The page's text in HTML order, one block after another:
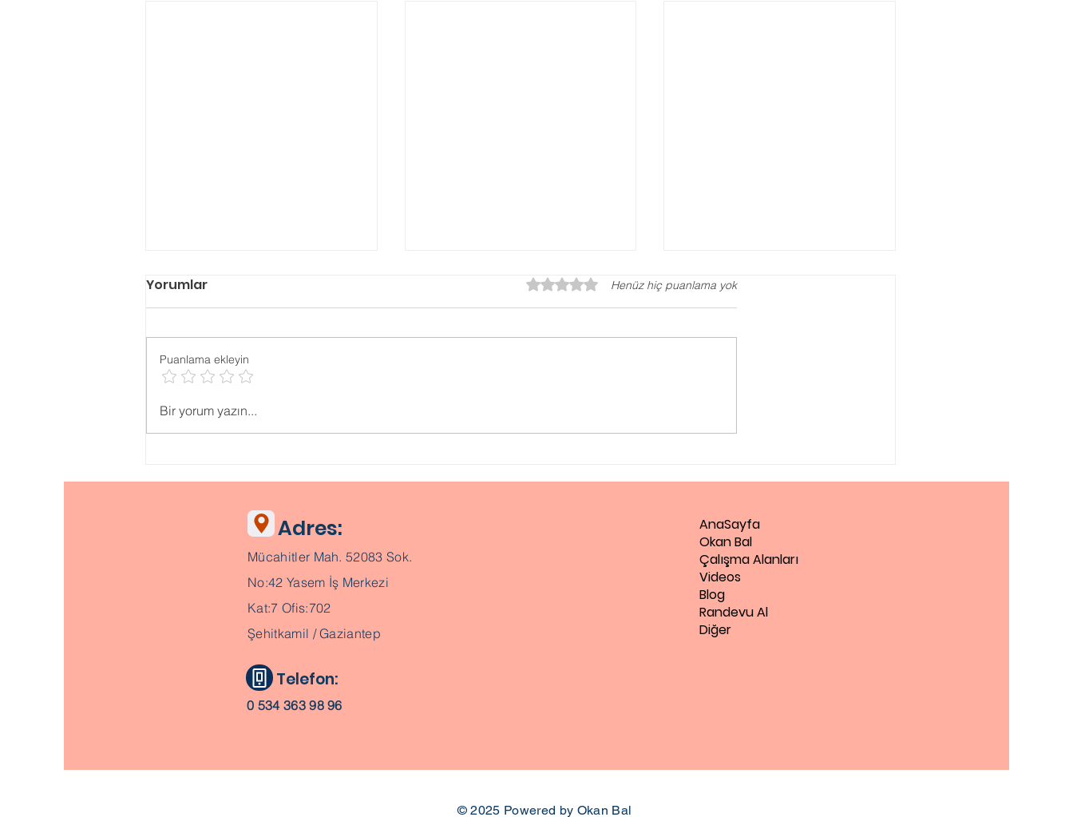
Psikolojik ONLİNE TESTLER
Yorumlar 5 üzerinden 0 yıldızHenüz hiç puanlama yok
Puanlama ekleyin
Bir yorum yazın...
Adres:
Mücahitler Mah. 52083 Sok.
No:42 Yasem İş Merkezi
Kat:7 Ofis:702
Şehitkamil / Gaziantep
Telefon:
0 534 363 98 96
AnaSayfa
Okan Bal
Çalışma Alanları
Videos
Blog
Randevu Al
Diğer
© 2025 Powered by Okan Bal